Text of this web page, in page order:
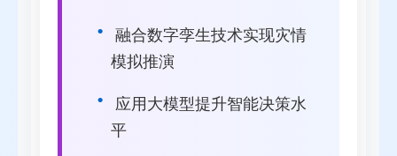
融合数字孪生技术实现灾情
模拟推演
应用大模型提升智能决策水
平